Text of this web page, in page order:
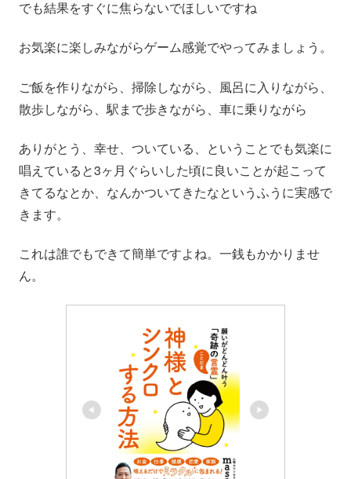
でも結果をすぐに焦らないでほしいですね
お気楽に楽しみながらゲーム感覚でやってみましょう。
ご飯を作りながら、掃除しながら、風呂に入りながら、
散歩しながら、駅まで歩きながら、車に乗りながら
ありがとう、幸せ、ついている、ということでも気楽に
唱えていると3ヶ月ぐらいした頃に良いことが起こって
きてるなとか、なんかついてきたなというふうに実感で
きます。
これは誰でもできて簡単ですよね。一銭もかかりませ
ん。